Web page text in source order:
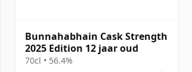
Bunnahabhain Cask Strength
2025 Edition 12 jaar oud
70cl • 56.4%